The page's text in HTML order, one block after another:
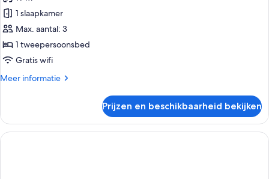
1 slaapkamer
Max. aantal: 3
1 tweepersoonsbed
Gratis wifi
Meer informatie
Meer
tweepersoonskamer,
roken
Prijzen en beschikbaarheid bekijken